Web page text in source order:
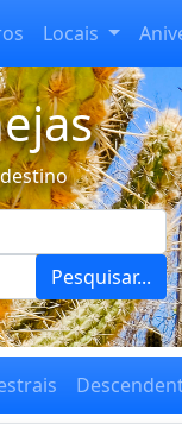
Locais
Pesquisar...